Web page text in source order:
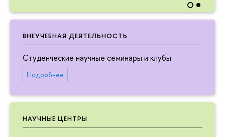
ВНЕУЧЕБНАЯ ДЕЯТЕЛЬНОСТЬ
Студенческие научные семинары и клубы
Подробнее
НАУЧНЫЕ ЦЕНТРЫ